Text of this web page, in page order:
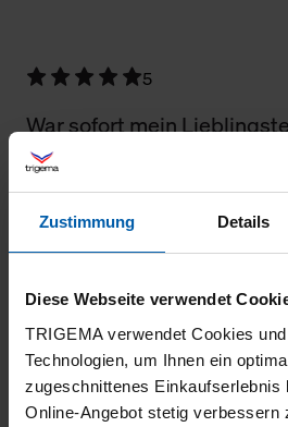
Zustimmung Details
Diese Webseite verwendet
TRIGEMA verwendet Cookies
Technologien, um Ihnen ein
zugeschnittenes Einkaufserlebnis
Online-Angebot stetig verbessern
5
War sofort mein
Angenehmes Material